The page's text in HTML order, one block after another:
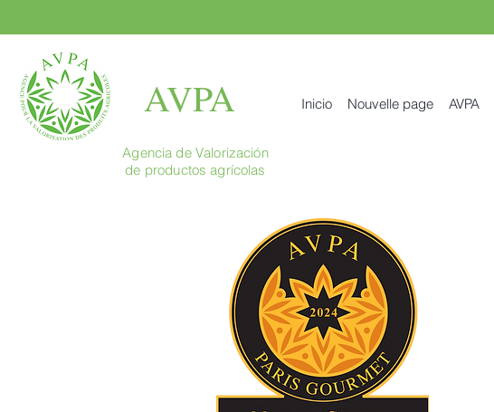
AVPA Inicio Nouvelle page AVPA
Agencia de Valorización
de productos agrícolas